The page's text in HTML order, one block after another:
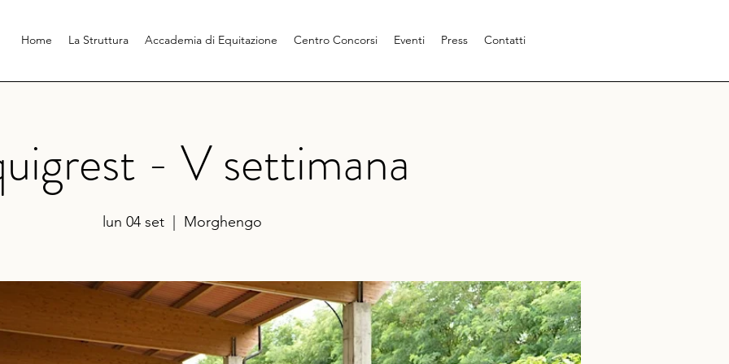
Home La Struttura Accademia di Equitazione Centro Concorsi Eventi Press Contatti
- V settimana
lun 04 set Morghengo